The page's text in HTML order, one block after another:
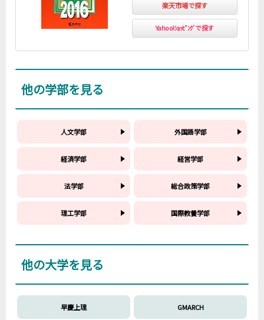
楽天市場で探す
Yahoo!ｼｮｯﾋﾟﾝｸﾞで探す
他の学部を見る
人文学部 外国語学部
経済学部 経営学部
法学部 総合政策学部
理工学部 国際教養学部
他の大学を見る
早慶上理 GMARCH